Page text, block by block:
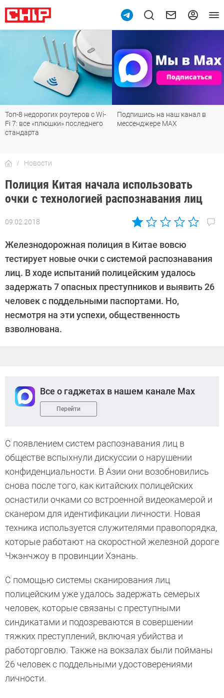
Топ-8 недорогих роутеров с Wi-
Fi 7: все «плюшки» последнего
стандарта
Подпишись на наш канал в
мессенджере МАХ
Новости
Полиция Китая начала использовать
очки с технологией распознавания лиц
09.02.2018
Автор:
Suslov
Железнодорожная полиция в Китае вовсю
тестирует новые очки с системой распознавания
лиц. В ходе испытаний полицейским удалось
задержать 7 опасных преступников и выявить 26
человек с поддельными паспортами. Но,
несмотря на эти успехи, общественность
взволнована.
Все о гаджетах в нашем канале Max
Перейти
С появлением систем распознавания лиц в
обществе вспыхнули дискуссии о нарушении
конфиденциальности. В Азии они возобновились
снова после того, как китайских полицейских
оснастили очками со встроенной видеокамерой и
сканером для идентификации личности. Новая
техника используется служителями правопорядка,
которые работают на скоростной железной дороге
Чжэнчжоу в провинции Хэнань.
С помощью системы сканирования лиц
полицейским уже удалось задержать семерых
человек, которые связаны с преступными
синдикатами и подозреваются в совершении
тяжких преступлений, включая убийства и
работорговлю. Также на вокзалах были пойманы
26 человек с поддельными удостоверениями
личности.